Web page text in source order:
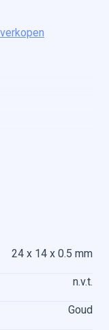
24 x 14 x 0.5 mm
n.v.t.
Goud